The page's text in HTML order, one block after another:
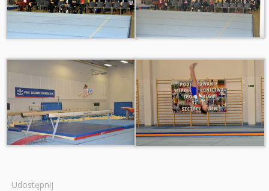
Udostępnij